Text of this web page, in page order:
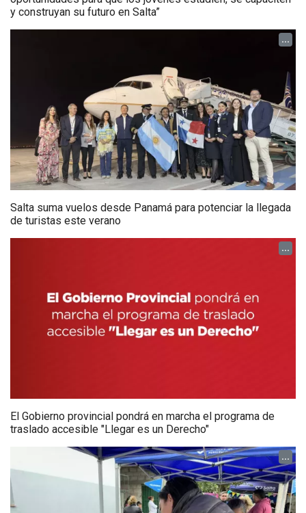
y construyan su futuro en Salta”
...
Salta suma vuelos desde Panamá para potenciar la llegada
de turistas este verano
...
El Gobierno provincial pondrá en marcha el programa de
traslado accesible "Llegar es un Derecho"
...